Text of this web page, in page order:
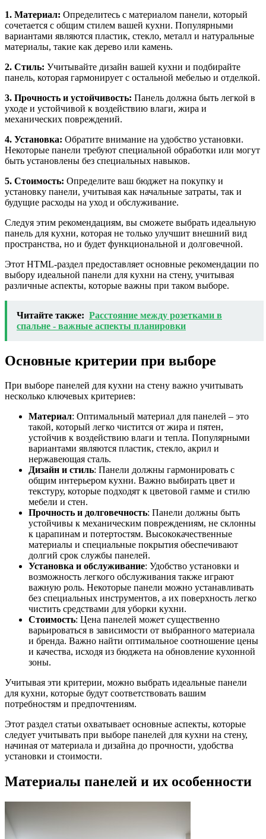
1. Материал: Определитесь с материалом панели, который
сочетается с общим стилем вашей кухни. Популярными
вариантами являются пластик, стекло, металл и натуральные
материалы, такие как дерево или камень.
2. Стиль: Учитывайте дизайн вашей кухни и подбирайте
панель, которая гармонирует с остальной мебелью и отделкой.
3. Прочность и устойчивость: Панель должна быть легкой в
уходе и устойчивой к воздействию влаги, жира и
механических повреждений.
4. Установка: Обратите внимание на удобство установки.
Некоторые панели требуют специальной обработки или могут
быть установлены без специальных навыков.
5. Стоимость: Определите ваш бюджет на покупку и
установку панели, учитывая как начальные затраты, так и
будущие расходы на уход и обслуживание.
Следуя этим рекомендациям, вы сможете выбрать идеальную
панель для кухни, которая не только улучшит внешний вид
пространства, но и будет функциональной и долговечной.
Этот HTML-раздел предоставляет основные рекомендации по
выбору идеальной панели для кухни на стену, учитывая
различные аспекты, которые важны при таком выборе.
Читайте также: Расстояние между розетками в
спальне - важные аспекты планировки
Основные критерии при выборе
При выборе панелей для кухни на стену важно учитывать
несколько ключевых критериев:
Материал: Оптимальный материал для панелей – это
такой, который легко чистится от жира и пятен,
устойчив к воздействию влаги и тепла. Популярными
вариантами являются пластик, стекло, акрил и
нержавеющая сталь.
Дизайн и стиль: Панели должны гармонировать с
общим интерьером кухни. Важно выбирать цвет и
текстуру, которые подходят к цветовой гамме и стилю
мебели и стен.
Прочность и долговечность: Панели должны быть
устойчивы к механическим повреждениям, не склонны
к царапинам и потертостям. Высококачественные
материалы и специальные покрытия обеспечивают
долгий срок службы панелей.
Установка и обслуживание: Удобство установки и
возможность легкого обслуживания также играют
важную роль. Некоторые панели можно устанавливать
без специальных инструментов, а их поверхность легко
чистить средствами для уборки кухни.
Стоимость: Цена панелей может существенно
варьироваться в зависимости от выбранного материала
и бренда. Важно найти оптимальное соотношение цены
и качества, исходя из бюджета на обновление кухонной
зоны.
Учитывая эти критерии, можно выбрать идеальные панели
для кухни, которые будут соответствовать вашим
потребностям и предпочтениям.
Этот раздел статьи охватывает основные аспекты, которые
следует учитывать при выборе панелей для кухни на стену,
начиная от материала и дизайна до прочности, удобства
установки и стоимости.
Материалы панелей и их особенности